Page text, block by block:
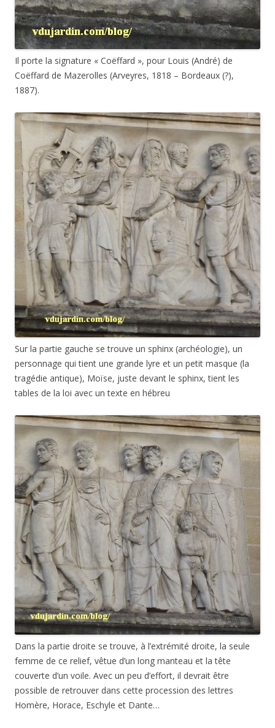
Il porte la signature « Coëffard », pour Louis (André) de
Coëffard de Mazerolles (Arveyres, 1818 – Bordeaux (?),
1887).
Sur la partie gauche se trouve un sphinx (archéologie), un
personnage qui tient une grande lyre et un petit masque (la
tragédie antique), Moïse, juste devant le sphinx, tient les
tables de la loi avec un texte en hébreu
Dans la partie droite se trouve, à l’extrémité droite, la seule
femme de ce relief, vêtue d’un long manteau et la tête
couverte d’un voile. Avec un peu d’effort, il devrait être
possible de retrouver dans cette procession des lettres
Homère, Horace, Eschyle et Dante…